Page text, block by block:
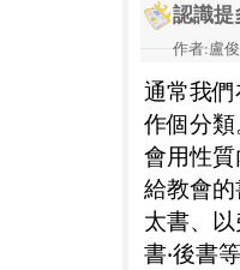
認識提
作者:盧
通常我
作個分
會用性
給教會
太書、
書‧後書